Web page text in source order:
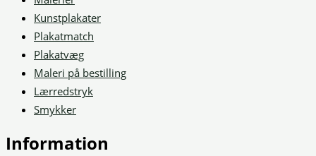
Kunstplakater
Plakatmatch
Plakatvæg
Maleri på bestilling
Lærredstryk
Smykker
Information